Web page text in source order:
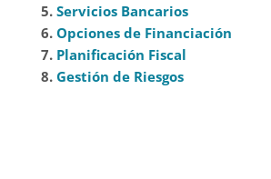
5. Servicios Bancarios
6. Opciones de Financiación
7. Planificación Fiscal
8. Gestión de Riesgos